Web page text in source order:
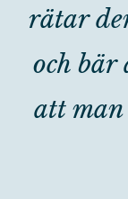
rätar
och
att